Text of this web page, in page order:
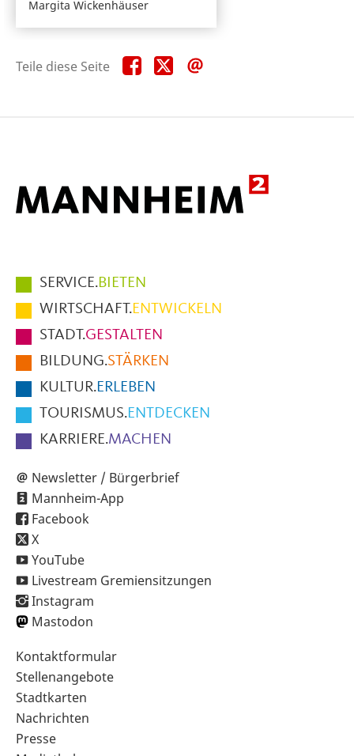
Margita Wickenhäuser
Teile diese Seite Teile
diese
Teile
diese
Hauptmenüpunkte
im
Fußbereich
der
Seite
SERVICE.BIETEN
WIRTSCHAFT.ENTWICKELN
STADT.GESTALTEN
BILDUNG.STÄRKEN
KULTUR.ERLEBEN
TOURISMUS.ENTDECKEN
KARRIERE.MACHEN
Newsletter / Bürgerbrief
Mannheim-App
Facebook
X
YouTube
Livestream Gremiensitzungen
Instagram
Mastodon
Sekundärnavigation
im
Fußbereich
Kontaktformular
Stellenangebote
Stadtkarten
Nachrichten
Presse